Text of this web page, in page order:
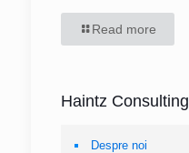
Read more
Haintz Consulting
Despre noi